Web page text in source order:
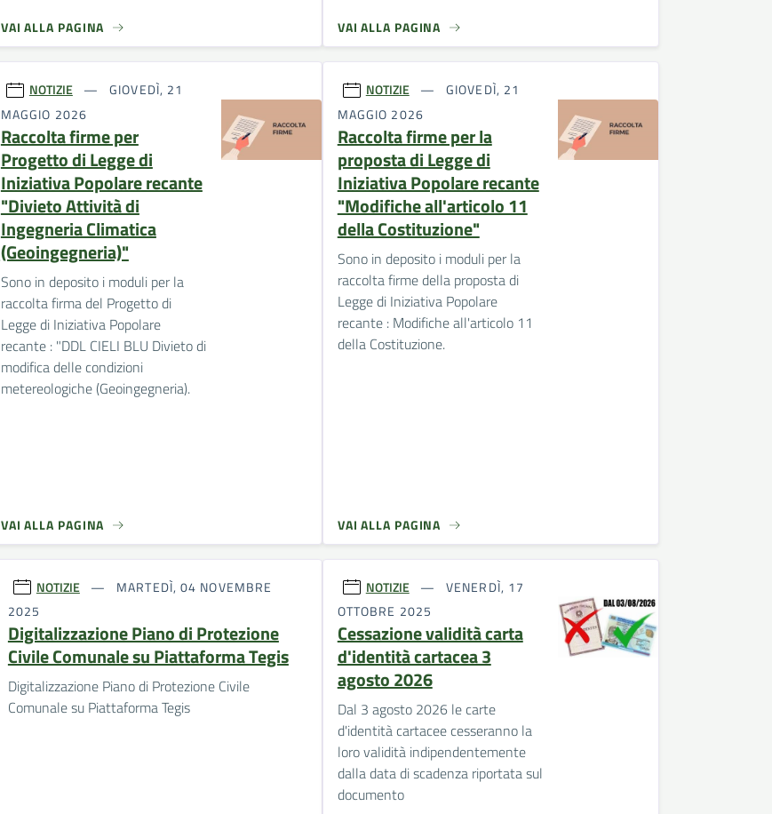
VAI ALLA PAGINA VAI ALLA PAGINA
NOTIZIE
GIOVEDÌ, 21
MAGGIO 2026
Raccolta firme per
Progetto di Legge di
Iniziativa Popolare recante
"Divieto Attività di
Ingegneria Climatica
(Geoingegneria)"
Sono in deposito i moduli per la
raccolta firma del Progetto di
Legge di Iniziativa Popolare
recante : "DDL CIELI BLU Divieto di
modifica delle condizioni
metereologiche (Geoingegneria).
VAI ALLA PAGINA
NOTIZIE
GIOVEDÌ, 21
MAGGIO 2026
Raccolta firme per la
proposta di Legge di
Iniziativa Popolare recante
"Modifiche all'articolo 11
della Costituzione"
Sono in deposito i moduli per la
raccolta firme della proposta di
Legge di Iniziativa Popolare
recante : Modifiche all'articolo 11
della Costituzione.
VAI ALLA PAGINA
NOTIZIE
MARTEDÌ, 04 NOVEMBRE
2025
Digitalizzazione Piano di Protezione
Civile Comunale su Piattaforma Tegis
Digitalizzazione Piano di Protezione Civile
Comunale su Piattaforma Tegis
NOTIZIE
VENERDÌ, 17
OTTOBRE 2025
Cessazione validità carta
d'identità cartacea 3
agosto 2026
Dal 3 agosto 2026 le carte
d'identità cartacee cesseranno la
loro validità indipendentemente
dalla data di scadenza riportata sul
documento